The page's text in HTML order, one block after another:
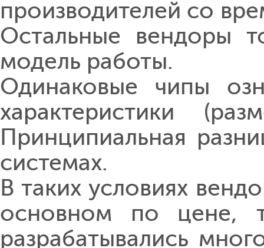
производителей со
Остальные вендоры
модель работы.
Одинаковые чипы
характеристики
Принципиальная
системах.
В таких условиях
основном по цене,
разрабатывались